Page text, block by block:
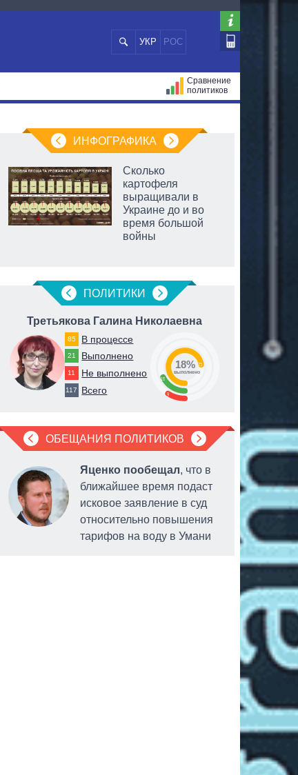
УКР РОС
Сравнение
политиков
ИНФОГРАФИКА
Сколько
картофеля
выращивали в
Украине до и во
время большой
войны
ПОЛИТИКИ
Третьякова Галина Николаевна
85 В процессе
21 Выполнено
11 Не выполнено
117 Всего 9
18
73
18%
выполнено
ОБЕЩАНИЯ ПОЛИТИКОВ
Яценко пообещал, что в
ближайшее время подаст
исковое заявление в суд
относительно повышения
тарифов на воду в Умани
головы